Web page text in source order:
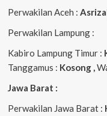
Perwakilan Aceh :
Perwakilan Lampung :
Kabiro Lampung Timur :
Tanggamus : Kosong ,
Jawa Barat :
Perwakilan Jawa Barat :